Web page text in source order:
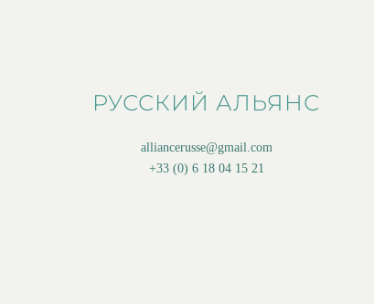
РУССКИЙ АЛЬЯНС
alliancerusse@gmail.com
+33 (0) 6 18 04 15 21